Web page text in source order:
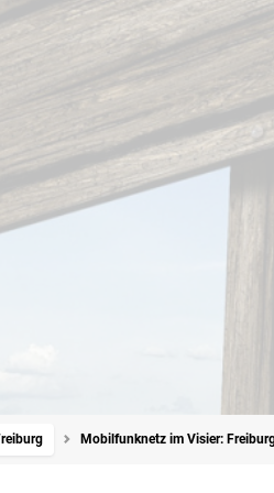
Mobilfunknetz im Visier: